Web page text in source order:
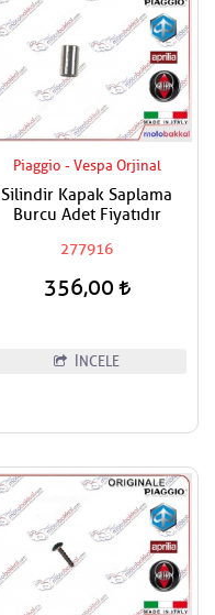
Piaggio - Vespa Orjinal
Silindir Kapak Saplama
Burcu Adet Fiyatıdır
277916
356,00
İNCELE